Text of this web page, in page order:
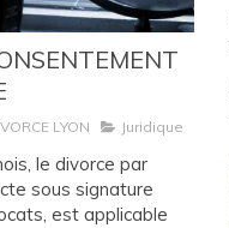
LYON Juridique
le divorce par
sous signature
est applicable